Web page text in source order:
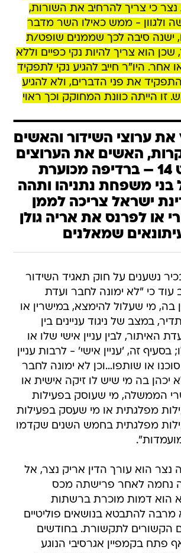
כי צריך להרחיב את השורות,
ולגוון - ממש כאילו השר מדבר
ישנה סיבה לכך שממנים שופט/ת
הוא צריך להיות נקי כפיים וללא
אחר. היו"ר חייב להגיע נקי לתפקיד
את פני הדברים, ולא להגיע
זו הייתה כוונת המחוקק וכך ראוי
ערוצי השידור והאשים
האשים את הערוצים
– למעט 14 – ברדיפה מכוערת
בני משפחת נתניהו ותהה
ישראל צריכה לממן
או לפרנס את אריה גולן
שמאלנים
נשענים על חוק תאגיד השידור
עוד כי "לא ימונה לחבר ועדת
בה, מי שעלול להימצא, במישרין או
במצב של ניגוד עניינים בין
האיתור, לבין עניין אישי שלו או
זה, 'עניין אישי' - לרבות עניין
או שותפו…וכן לא ימונה לחבר
יכהן בה מי שיש לו זיקה אישית או
הממשלה, מי שעוסק בפעילות
מפלגתית או מי שעסק בפעילות
מפלגתית בחמש השנים שקדמו
נצר הוא עורך הדין אריק נצר, אל
נחמה לאחר פרישתה מכס
הוא דמות מוכרת ברשתות
מרבה להתבטא בנושאים פוליטיים
הקשורים לתקשורת. בחודשים
פתח בקמפיין אגרסיבי הנוגע